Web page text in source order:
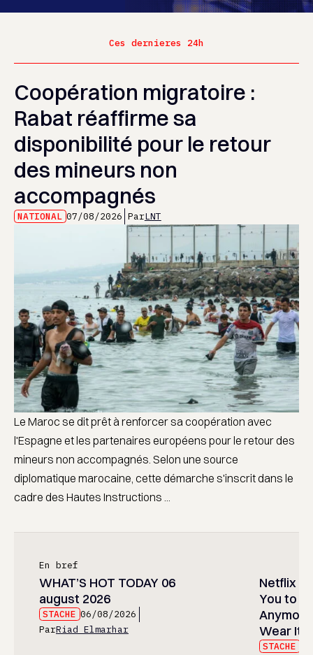
Ces dernieres 24h
Coopération migratoire :
Rabat réaffirme sa
disponibilité pour le retour
des mineurs non
accompagnés
NATIONAL 07/08/2026 ParLNT
Le Maroc se dit prêt à renforcer sa coopération avec
l'Espagne et les partenaires européens pour le retour des
mineurs non accompagnés. Selon une source
diplomatique marocaine, cette démarche s'inscrit dans le
cadre des Hautes Instructions ...
En bref
WHAT’S HOT TODAY 06
august 2026
STACHE 06/08/2026
ParRiad Elmarhar
Netflix
You to
Wear It,
STACHE